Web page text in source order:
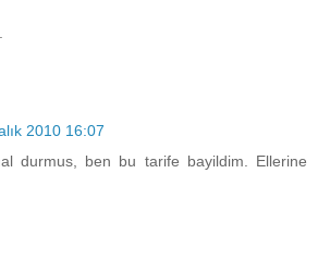
2010 16:07
durmus, ben bu tarife bayildim. Ellerine